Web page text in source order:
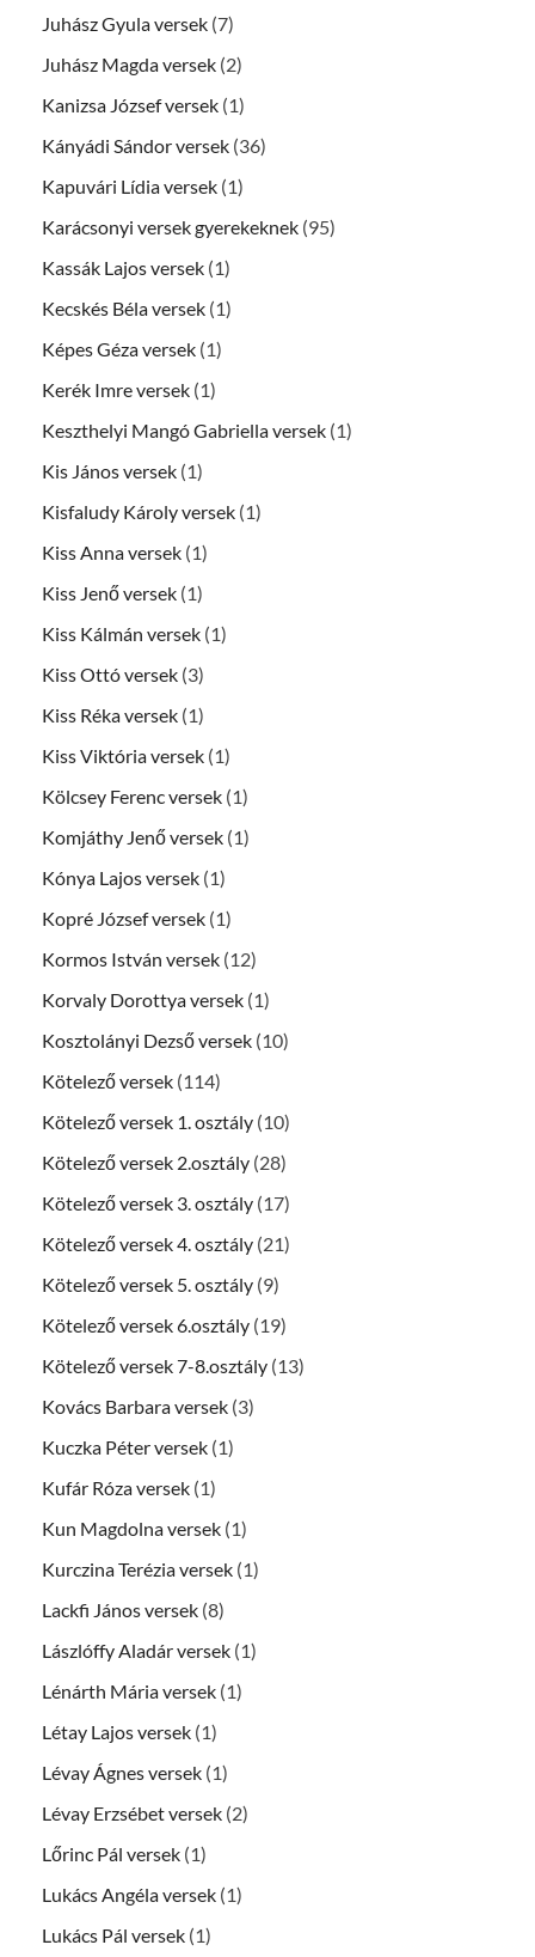
Juhász Gyula versek (7)
Juhász Magda versek (2)
Kanizsa József versek (1)
Kányádi Sándor versek (36)
Kapuvári Lídia versek (1)
Karácsonyi versek gyerekeknek (95)
Kassák Lajos versek (1)
Kecskés Béla versek (1)
Képes Géza versek (1)
Kerék Imre versek (1)
Keszthelyi Mangó Gabriella versek (1)
Kis János versek (1)
Kisfaludy Károly versek (1)
Kiss Anna versek (1)
Kiss Jenő versek (1)
Kiss Kálmán versek (1)
Kiss Ottó versek (3)
Kiss Réka versek (1)
Kiss Viktória versek (1)
Kölcsey Ferenc versek (1)
Komjáthy Jenő versek (1)
Kónya Lajos versek (1)
Kopré József versek (1)
Kormos István versek (12)
Korvaly Dorottya versek (1)
Kosztolányi Dezső versek (10)
Kötelező versek (114)
Kötelező versek 1. osztály (10)
Kötelező versek 2.osztály (28)
Kötelező versek 3. osztály (17)
Kötelező versek 4. osztály (21)
Kötelező versek 5. osztály (9)
Kötelező versek 6.osztály (19)
Kötelező versek 7-8.osztály (13)
Kovács Barbara versek (3)
Kuczka Péter versek (1)
Kufár Róza versek (1)
Kun Magdolna versek (1)
Kurczina Terézia versek (1)
Lackfi János versek (8)
Lászlóffy Aladár versek (1)
Lénárth Mária versek (1)
Létay Lajos versek (1)
Lévay Ágnes versek (1)
Lévay Erzsébet versek (2)
Lőrinc Pál versek (1)
Lukács Angéla versek (1)
Lukács Pál versek (1)